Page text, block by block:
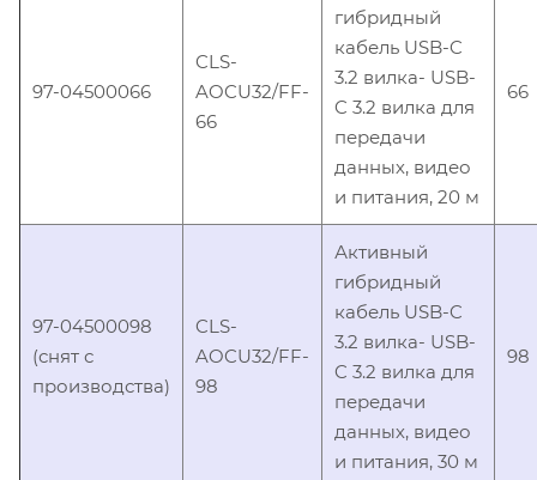
97-04500066
CLS-
AOCU32/FF-
66
гибридный
кабель USB-C
3.2 вилка- USB-
C 3.2 вилка для
передачи
данных, видео
и питания, 20 м
66
97-04500098
(снят с
производства)
CLS-
AOCU32/FF-
98
Активный
гибридный
кабель USB-C
3.2 вилка- USB-
C 3.2 вилка для
передачи
данных, видео
и питания, 30 м
98